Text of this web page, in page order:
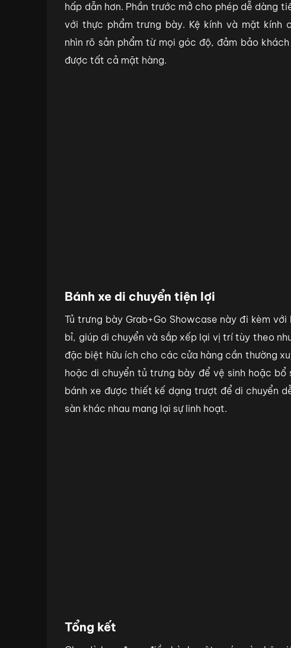
hấp dẫn hơn. Phần trước mở cho phép dễ dàng
với thực phẩm trưng bày. Kệ kính và mặt kính
nhìn rõ sản phẩm từ mọi góc độ, đảm bảo
được tất cả mặt hàng.
Bánh xe di chuyển tiện lợi
Tủ trưng bày Grab+Go Showcase này đi kèm
bỉ, giúp di chuyển và sắp xếp lại vị trí tùy theo
đặc biệt hữu ích cho các cửa hàng cần thường
hoặc di chuyển tủ trưng bày để vệ sinh hoặc bổ
bánh xe được thiết kế dạng trượt để di chuyển
sàn khác nhau mang lại sự linh hoạt.
Tổng kết